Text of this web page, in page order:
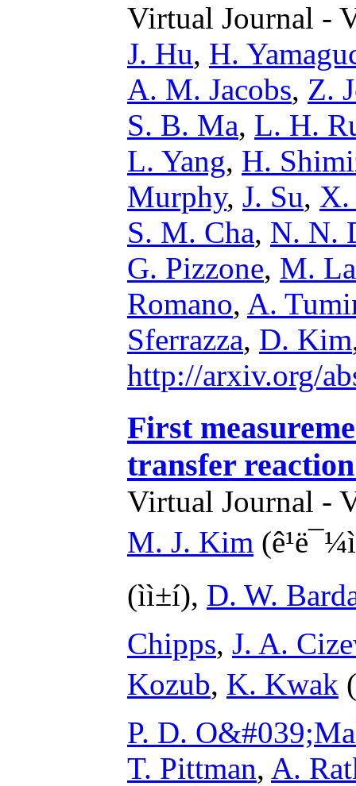
Virtual Journal -
J. Hu, H.
A. M. Jacobs, Z.
S. B. Ma, L. H.
L. Yang, H.
Murphy, J. Su, X.
S. M. Cha, N. N.
G. Pizzone, M.
Romano, A.
Sferrazza, D. Kim
http://arxiv.org/
First
transfer
Virtual Journal -
M. J. Kim
(ìì±í), D. W.
Chipps, J. A.
Kozub, K. Kwak
P. D.
T. Pittman, A.